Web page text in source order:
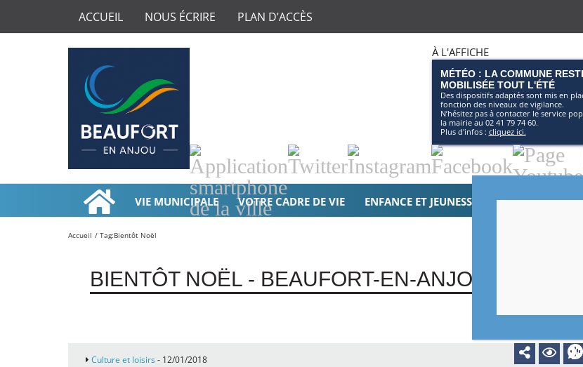
ACCUEIL NOUS ÉCRIRE PLAN D’ACCÈS
À L'AFFICHE
MÉTÉO : LA COMMUNE
MOBILISÉE TOUT L'ÉTÉ
Des dispositifs adaptés sont mis en
fonction des niveaux de vigilance.
N’hésitez pas à contacter le service
la mairie au 02 41 79 74 60.
Plus d'infos : cliquez ici.
Application
smartphone
de
la
Twitter Instagram FacebookPage
Youtube
VIE MUNICIPALE VOTRE CADRE DE VIE ENFANCE ET JEUNESSE SOLIDARITÉS
Accueil Tag:Bientôt Noël
BIENTÔT NOËL - BEAUFORT-EN-ANJOU
Culture et loisirs- 12/01/2018